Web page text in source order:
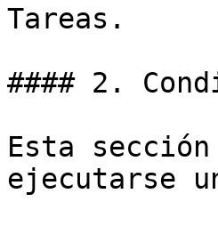
Tareas.
#### 2.
Esta
ejecutarse